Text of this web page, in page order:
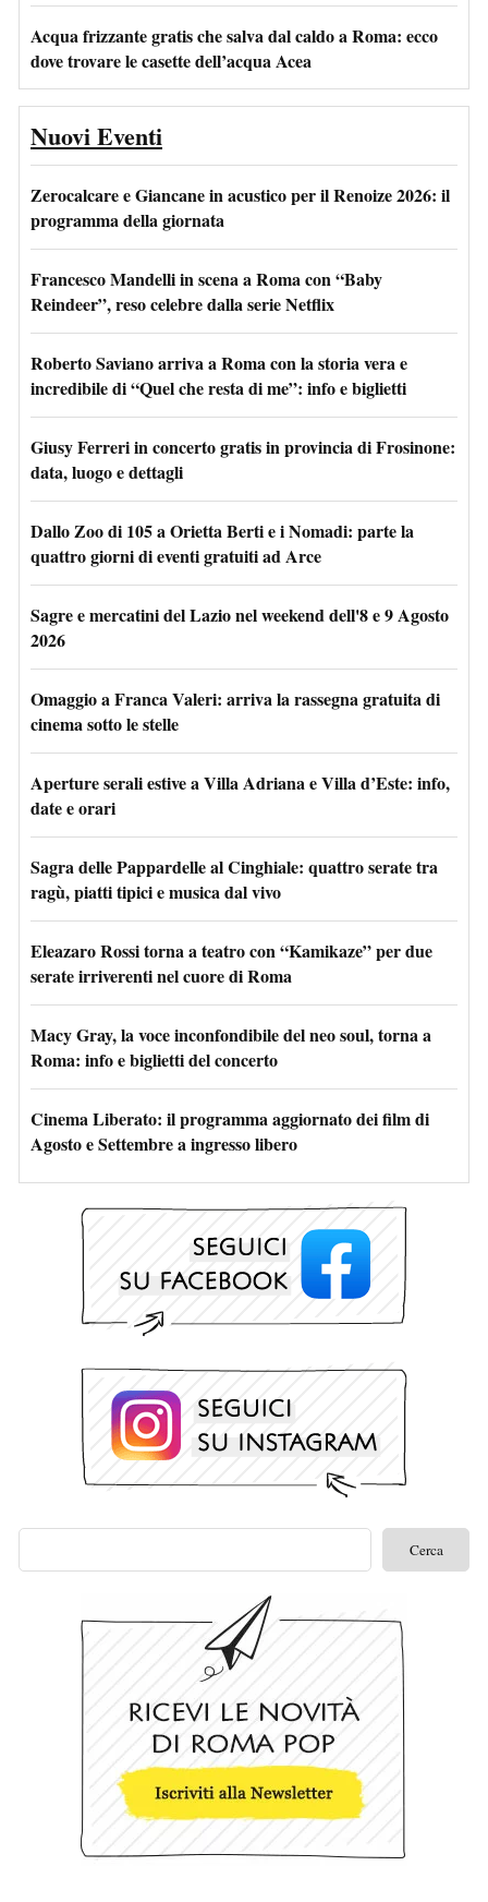
Acqua frizzante gratis che salva dal caldo a Roma: ecco
dove trovare le casette dell’acqua Acea
Nuovi Eventi
Zerocalcare e Giancane in acustico per il Renoize 2026: il
programma della giornata
Francesco Mandelli in scena a Roma con “Baby
Reindeer”, reso celebre dalla serie Netflix
Roberto Saviano arriva a Roma con la storia vera e
incredibile di “Quel che resta di me”: info e biglietti
Giusy Ferreri in concerto gratis in provincia di Frosinone:
data, luogo e dettagli
Dallo Zoo di 105 a Orietta Berti e i Nomadi: parte la
quattro giorni di eventi gratuiti ad Arce
Sagre e mercatini del Lazio nel weekend dell'8 e 9 Agosto
2026
Omaggio a Franca Valeri: arriva la rassegna gratuita di
cinema sotto le stelle
Aperture serali estive a Villa Adriana e Villa d’Este: info,
date e orari
Sagra delle Pappardelle al Cinghiale: quattro serate tra
ragù, piatti tipici e musica dal vivo
Eleazaro Rossi torna a teatro con “Kamikaze” per due
serate irriverenti nel cuore di Roma
Macy Gray, la voce inconfondibile del neo soul, torna a
Roma: info e biglietti del concerto
Cinema Liberato: il programma aggiornato dei film di
Agosto e Settembre a ingresso libero